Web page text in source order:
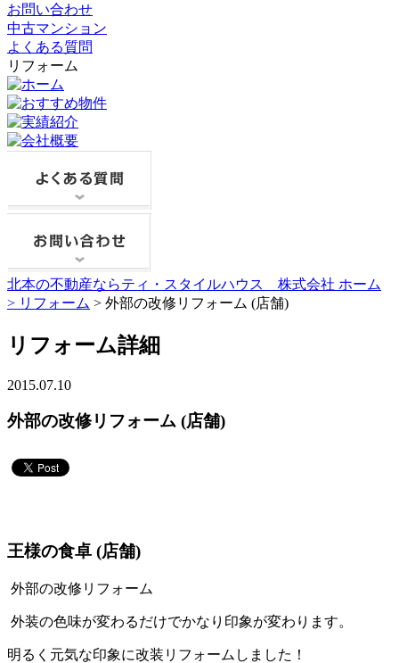
お問い合わせ
中古マンション
よくある質問
リフォーム
北本の不動産ならティ・スタイルハウス 株式会社 ホーム
> リフォーム > 外部の改修リフォーム (店舗)
リフォーム詳細
2015.07.10
外部の改修リフォーム (店舗)
王様の食卓 (店舗)
外部の改修リフォーム
外装の色味が変わるだけでかなり印象が変わります。
明るく元気な印象に改装リフォームしました！